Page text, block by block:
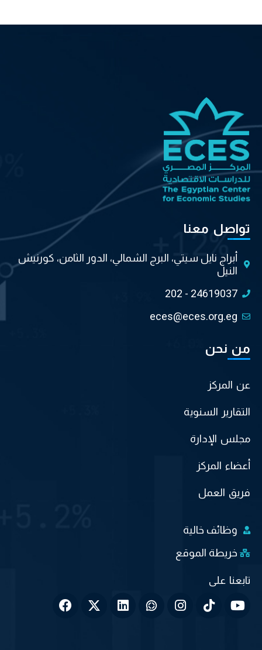
تواصل معنا
أبراج نايل سيتي، البرج الشمالي، الدور الثامن، كورنيش
النيل
202 - 24619037
eces@eces.org.eg
من نحن
عن المركز
التقارير السنوية
مجلس الإدارة
أعضاء المركز
فريق العمل
وظائف خالية
خريطة الموقع